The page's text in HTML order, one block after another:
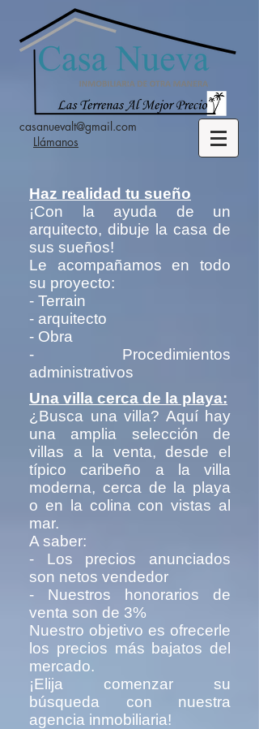
casanuevalt@gmail.com
Llámanos
Haz realidad tu sueño
¡Con la ayuda de un
arquitecto, dibuje la casa de
sus sueños!
Le acompañamos en todo
su proyecto:
- Terrain
- arquitecto
- Obra
- Procedimientos
administrativos
Una villa cerca de la playa:
¿Busca una villa? Aquí hay
una amplia selección de
villas a la venta, desde el
típico caribeño a la villa
moderna, cerca de la playa
o en la colina con vistas al
mar.
A saber:
- Los precios anunciados
son netos vendedor
- Nuestros honorarios de
venta son de 3%
Nuestro objetivo es ofrecerle
los precios más bajatos del
mercado.
¡Elija comenzar su
búsqueda con nuestra
agencia inmobiliaria!